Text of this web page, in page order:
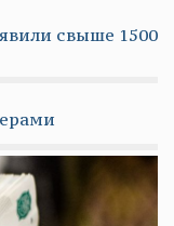
свыше 1500